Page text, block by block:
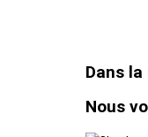
Dans
Nous